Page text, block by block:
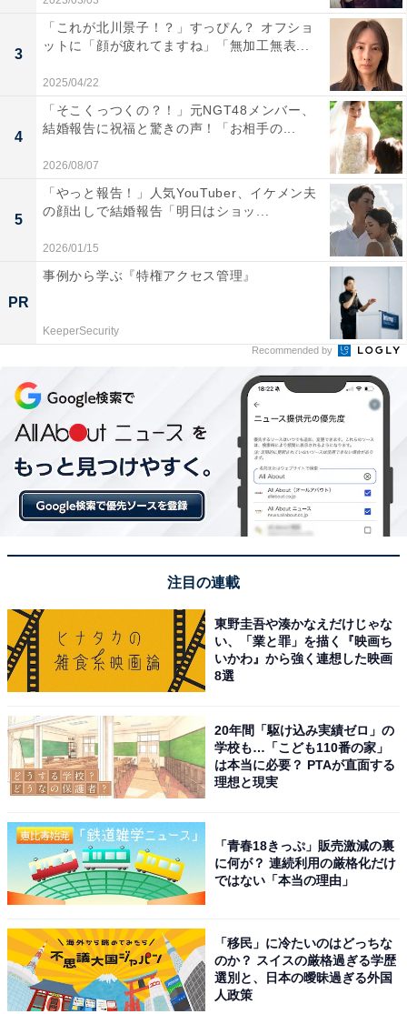
3
「これが北川景子！？」すっぴん？ オフショ
ットに「顔が疲れてますね」「無加工無表...
2025/04/22
4
「そこくっつくの？！」元NGT48メンバー、
結婚報告に祝福と驚きの声！「お相手の...
2026/08/07
5
「やっと報告！」人気YouTuber、イケメン夫
の顔出しで結婚報告「明日はショッ...
2026/01/15
PR
事例から学ぶ『特権アクセス管理』
KeeperSecurity
Recommended by
注目の連載
東野圭吾や湊かなえだけじゃな
い、「業と罪」を描く『映画ち
いかわ』から強く連想した映画
8選
20年間「駆け込み実績ゼロ」の
学校も…「こども110番の家」
は本当に必要？ PTAが直面する
理想と現実
「青春18きっぷ」販売激減の裏
に何が？ 連続利用の厳格化だけ
ではない「本当の理由」
「移民」に冷たいのはどっちな
のか？ スイスの厳格過ぎる学歴
選別と、日本の曖昧過ぎる外国
人政策